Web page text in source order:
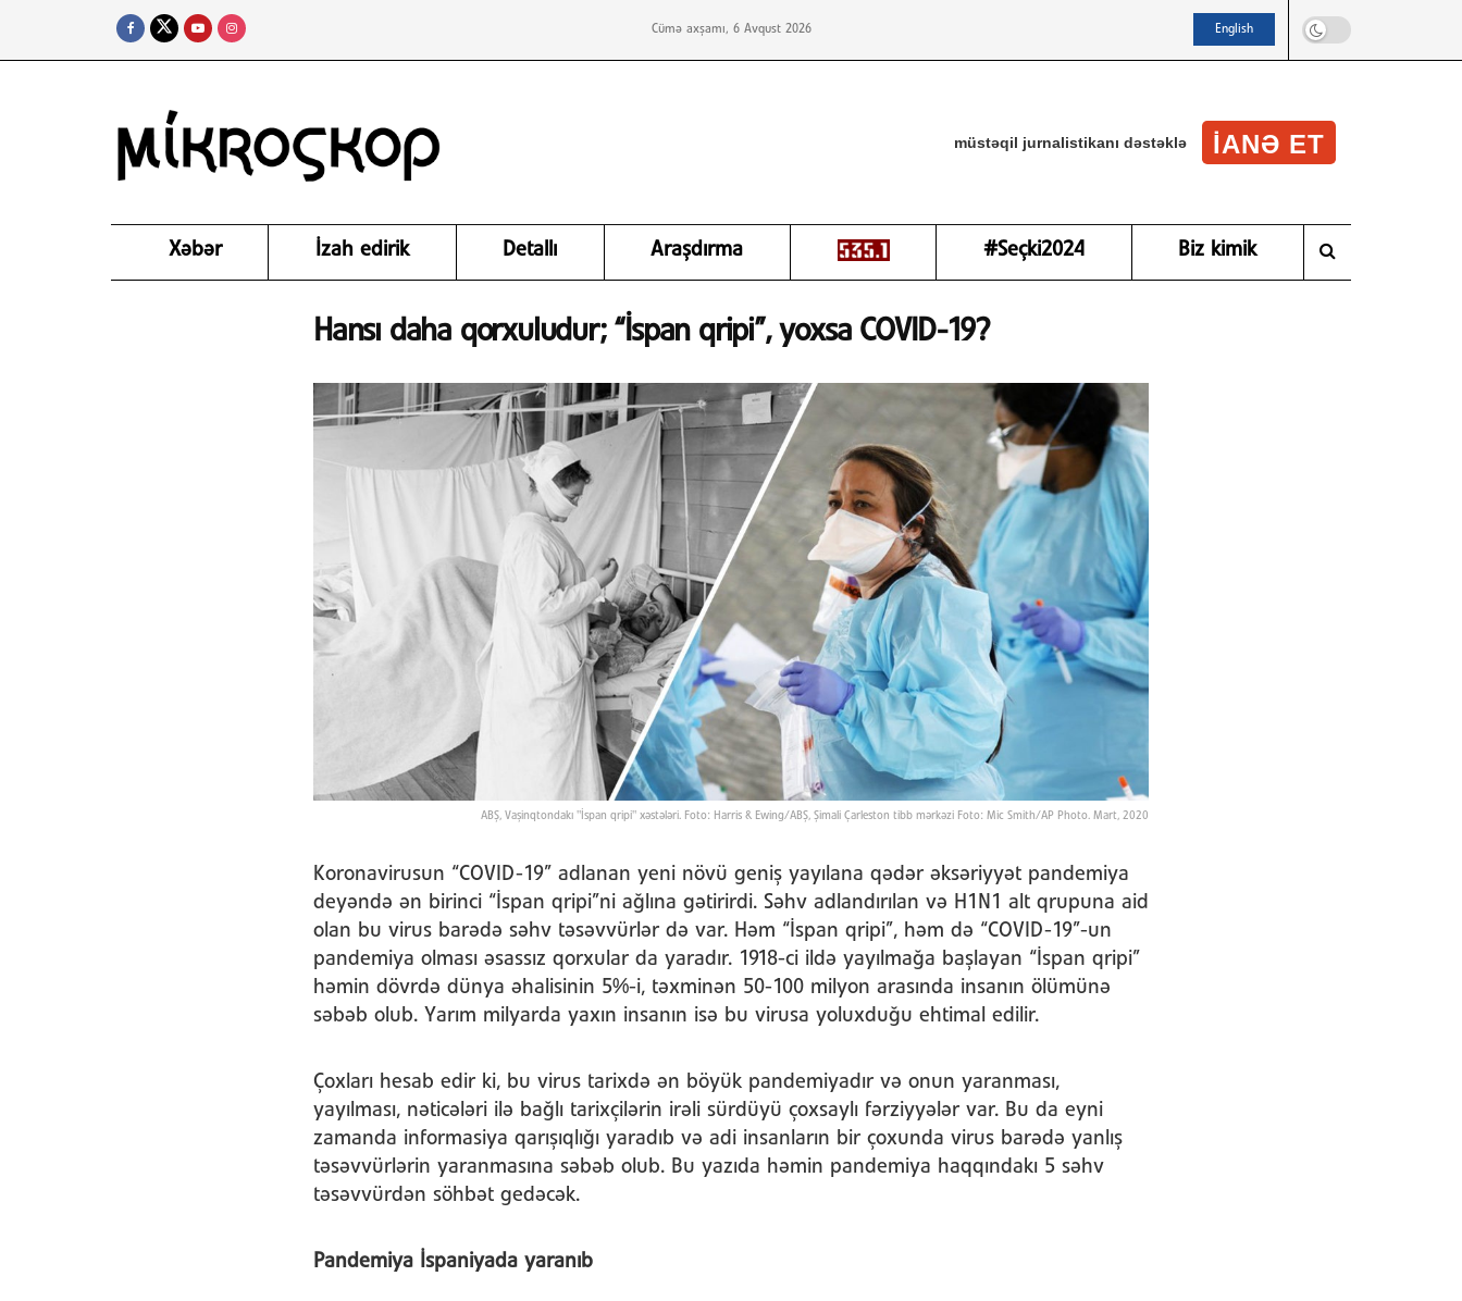
Cümə axşamı, 6 Avqust 2026 English
müstəqil jurnalistikanı dəstəklə IANƏ ET
Xəbər İzah edirik Detallı Araşdırma #Seçki2024 Biz kimik
Hansı daha qorxuludur; “İspan qripi”, yoxsa COVID-19?
ABŞ, Vaşinqtondakı "İspan qripi" xəstələri. Foto: Harris & Ewing/ABŞ, Şimali Çarleston tibb mərkəzi Foto: Mic Smith/AP Photo. Mart, 2020
Koronavirusun “COVID-19” adlanan yeni növü geniş yayılana qədər əksəriyyət pandemiya
deyəndə ən birinci “İspan qripi”ni ağlına gətirirdi. Səhv adlandırılan və H1N1 alt qrupuna aid
olan bu virus barədə səhv təsəvvürlər də var. Həm “İspan qripi”, həm də “COVID-19”-un
pandemiya olması əsassız qorxular da yaradır. 1918-ci ildə yayılmağa başlayan “İspan qripi”
həmin dövrdə dünya əhalisinin 5%-i, təxminən 50-100 milyon arasında insanın ölümünə
səbəb olub. Yarım milyarda yaxın insanın isə bu virusa yoluxduğu ehtimal edilir.
Çoxları hesab edir ki, bu virus tarixdə ən böyük pandemiyadır və onun yaranması,
yayılması, nəticələri ilə bağlı tarixçilərin irəli sürdüyü çoxsaylı fərziyyələr var. Bu da eyni
zamanda informasiya qarışıqlığı yaradıb və adi insanların bir çoxunda virus barədə yanlış
təsəvvürlərin yaranmasına səbəb olub. Bu yazıda həmin pandemiya haqqındakı 5 səhv
təsəvvürdən söhbət gedəcək.
Pandemiya İspaniyada yaranıb